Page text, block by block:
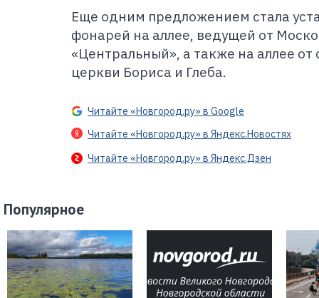
Еще одним предложением стала
фонарей на аллее, ведущей от
«Центральный», а также на аллее
церкви Бориса и Глеба.
Читайте «Новгород.ру» в Google
Читайте «Новгород.ру» в Яндекс.Новостях
Читайте «Новгород.ру» в Яндекс.Дзен
Популярное